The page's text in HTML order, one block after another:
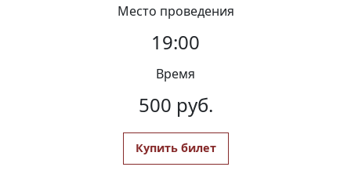
Место проведения
19:00
Время
500 руб.
Купить билет